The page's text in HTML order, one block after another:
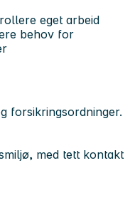
eget arbeid
behov for
forsikringsordninger.
med tett kontakt